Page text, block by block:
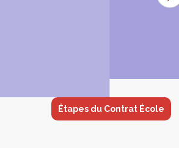
Étapes du Contrat École